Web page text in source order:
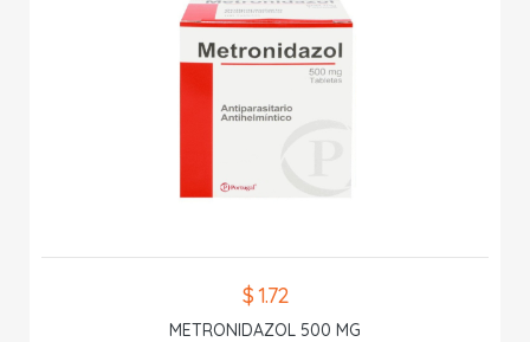
$ 1.72
METRONIDAZOL 500 MG